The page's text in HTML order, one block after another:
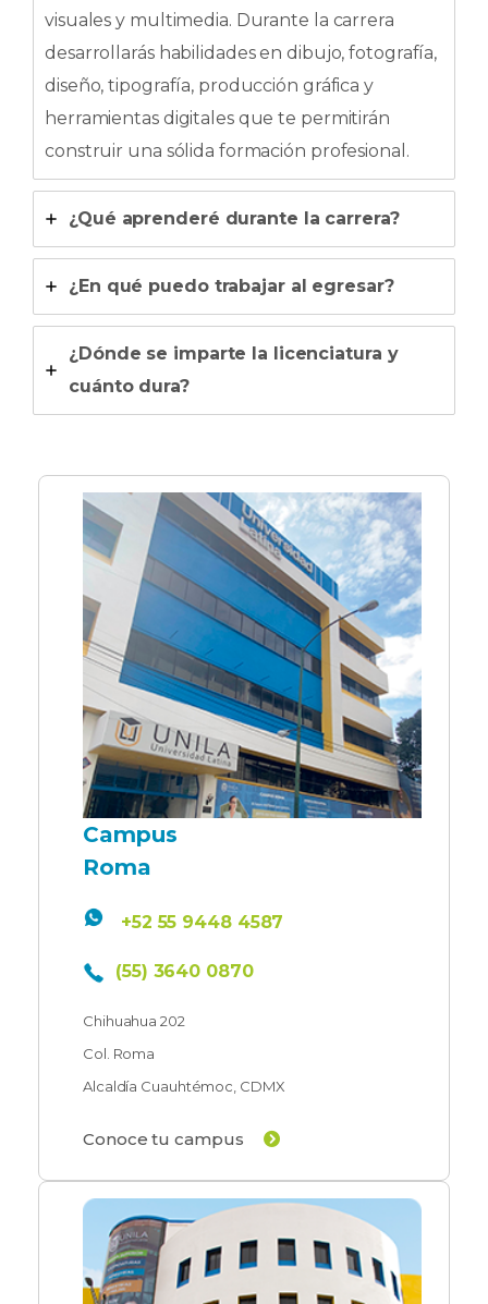
visuales y multimedia. Durante la carrera
desarrollarás habilidades en dibujo, fotografía,
diseño, tipografía, producción gráfica y
herramientas digitales que te permitirán
construir una sólida formación profesional.
¿Qué aprenderé durante la carrera?
¿En qué puedo trabajar al egresar?
¿Dónde se imparte la licenciatura y
cuánto dura?
Campus
Roma
+52 55 9448 4587
(55) 3640 0870
Chihuahua 202
Col. Roma
Alcaldía Cuauhtémoc, CDMX
Conoce tu campus